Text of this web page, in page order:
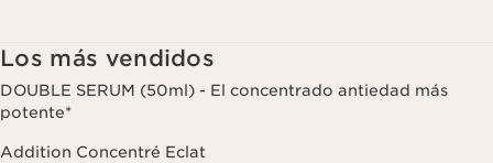
momento haciendo click en el enlace para darse de baja que
aparece en cada newsletter que reciba. Para más información
sobre la gestión de sus datos y sus derechos, consulte nuestra
Los más vendidos
DOUBLE SERUM (50ml) - El concentrado antiedad más
potente*
Addition Concentré Eclat